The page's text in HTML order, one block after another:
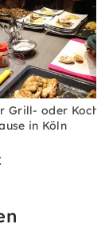
Grill- oder
in Köln